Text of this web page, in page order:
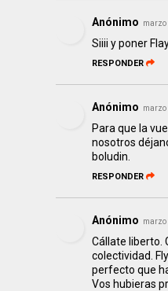
Anónimo marzo
Siiii y poner
RESPONDER
Anónimo marzo
Para que la
nosotros
boludin.
RESPONDER
Anónimo marzo
Cállate liberto.
colectividad.
perfecto que
Vos hubieras